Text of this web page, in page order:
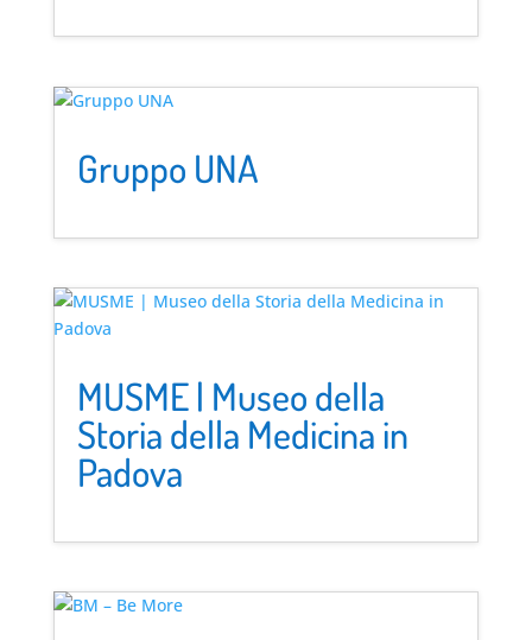
Gruppo UNA
MUSME | Museo della
Storia della Medicina in
Padova